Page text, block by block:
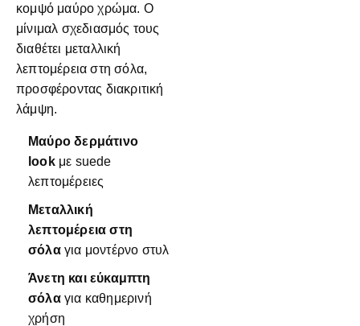
κομψό μαύρο χρώμα. Ο
μίνιμαλ σχεδιασμός τους
διαθέτει μεταλλική
λεπτομέρεια στη σόλα,
προσφέροντας διακριτική
λάμψη.
Μαύρο δερμάτινο
lookμε suede
λεπτομέρειες
Μεταλλική
λεπτομέρεια στη
σόλαγια μοντέρνο στυλ
Άνετη και εύκαμπτη
σόλαγια καθημερινή
χρήση